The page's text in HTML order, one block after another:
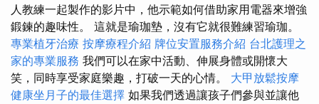
人教練一起製作的影片中，他示範如何借助家用電器來增強
鍛鍊的趣味性。 這就是瑜珈墊，沒有它就很難練習瑜珈。
專業植牙治療 按摩療程介紹 牌位安置服務介紹 台北護理之
家的專業服務 我們可以在家中活動、伸展身體或開懷大
笑，同時享受家庭樂趣，打破一天的心情。 大甲放鬆按摩
健康坐月子的最佳選擇 如果我們透過讓孩子們參與並讓他